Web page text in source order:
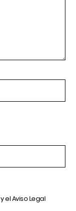
y elAviso Legal